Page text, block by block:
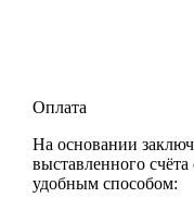
Оплата
На основании
выставленного
удобным способом: